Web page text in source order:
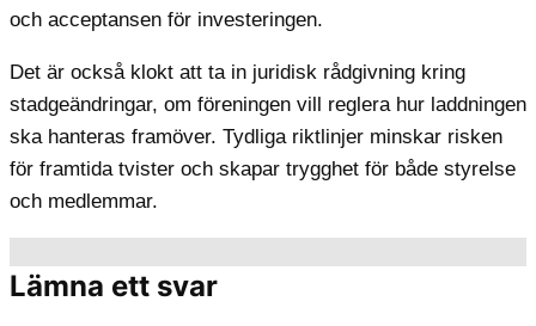
och acceptansen för investeringen.
Det är också klokt att ta in juridisk rådgivning kring
stadgeändringar, om föreningen vill reglera hur laddningen
ska hanteras framöver. Tydliga riktlinjer minskar risken
för framtida tvister och skapar trygghet för både styrelse
och medlemmar.
Lämna ett svar